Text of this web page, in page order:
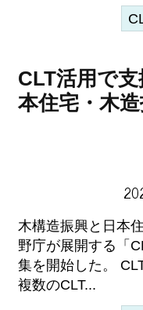
CLT活用で
本住宅・木
木構造振興と日本
野庁が展開する「
集を開始した。
複数のCLT...